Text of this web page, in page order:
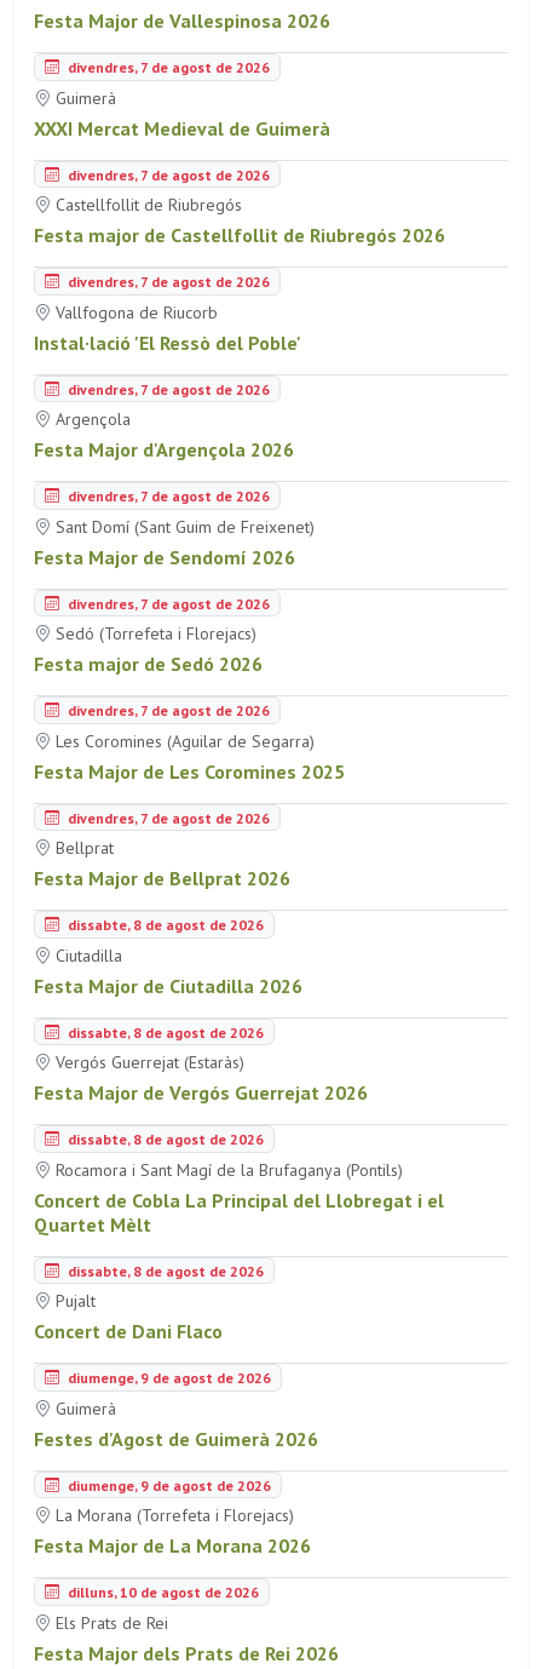
Festa Major de Vallespinosa 2026
divendres, 7 de agost de 2026
Guimerà
XXXI Mercat Medieval de Guimerà
divendres, 7 de agost de 2026
Castellfollit de Riubregós
Festa major de Castellfollit de Riubregós 2026
divendres, 7 de agost de 2026
Vallfogona de Riucorb
Instal·lació 'El Ressò del Poble'
divendres, 7 de agost de 2026
Argençola
Festa Major d'Argençola 2026
divendres, 7 de agost de 2026
Sant Domí (Sant Guim de Freixenet)
Festa Major de Sendomí 2026
divendres, 7 de agost de 2026
Sedó (Torrefeta i Florejacs)
Festa major de Sedó 2026
divendres, 7 de agost de 2026
Les Coromines (Aguilar de Segarra)
Festa Major de Les Coromines 2025
divendres, 7 de agost de 2026
Bellprat
Festa Major de Bellprat 2026
dissabte, 8 de agost de 2026
Ciutadilla
Festa Major de Ciutadilla 2026
dissabte, 8 de agost de 2026
Vergós Guerrejat (Estaràs)
Festa Major de Vergós Guerrejat 2026
dissabte, 8 de agost de 2026
Rocamora i Sant Magí de la Brufaganya (Pontils)
Concert de Cobla La Principal del Llobregat i el
Quartet Mèlt
dissabte, 8 de agost de 2026
Pujalt
Concert de Dani Flaco
diumenge, 9 de agost de 2026
Guimerà
Festes d'Agost de Guimerà 2026
diumenge, 9 de agost de 2026
La Morana (Torrefeta i Florejacs)
Festa Major de La Morana 2026
dilluns, 10 de agost de 2026
Els Prats de Rei
Festa Major dels Prats de Rei 2026